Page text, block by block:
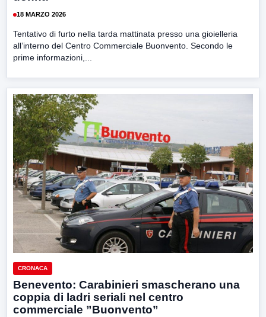
18 MARZO 2026
Tentativo di furto nella tarda mattinata presso una gioielleria
all’interno del Centro Commerciale Buonvento. Secondo le
prime informazioni,...
CRONACA
Benevento: Carabinieri smascherano una
coppia di ladri seriali nel centro
commerciale ”Buonvento”